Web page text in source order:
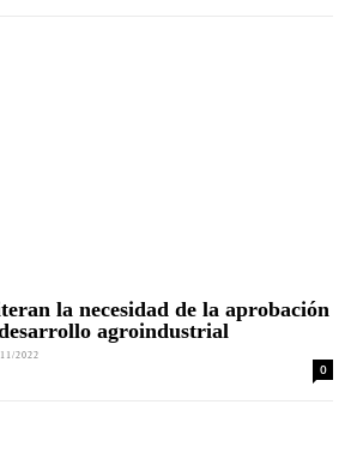
la necesidad de la aprobación
agroindustrial
2022
0